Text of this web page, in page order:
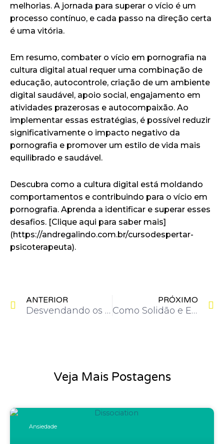
melhorias. A jornada para superar o vício é um
processo contínuo, e cada passo na direção certa
é uma vitória.
Em resumo, combater o vício em pornografia na
cultura digital atual requer uma combinação de
educação, autocontrole, criação de um ambiente
digital saudável, apoio social, engajamento em
atividades prazerosas e autocompaixão. Ao
implementar essas estratégias, é possível reduzir
significativamente o impacto negativo da
pornografia e promover um estilo de vida mais
equilibrado e saudável.
Descubra como a cultura digital está moldando
comportamentos e contribuindo para o vício em
pornografia. Aprenda a identificar e superar esses
desafios. [Clique aqui para saber mais]
(https://andregalindo.com.br/cursodespertar-
psicoterapeuta).
ANTERIOR
Desvendando os Fatores Psicológicos Devastadores do Vício em Pornografia
PRÓXIMO
Como Solidão e Estresse Podem Desencadear um Vício Devastador em Pornografia
Veja Mais Postagens
Ansiedade